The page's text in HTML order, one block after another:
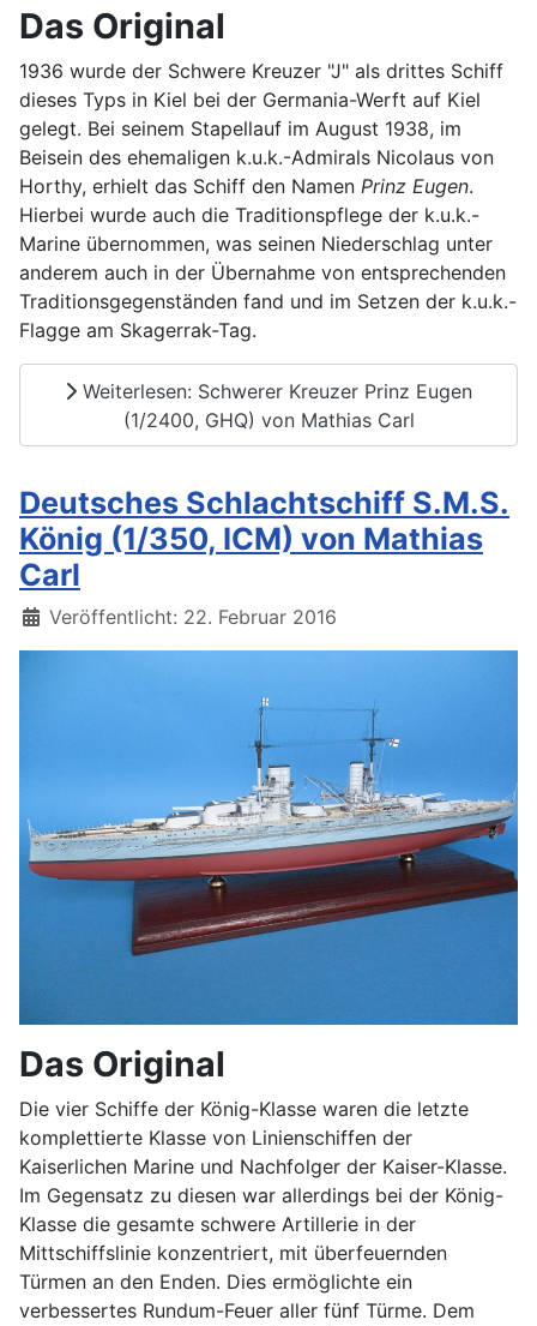
Das Original
1936 wurde der Schwere Kreuzer "J" als drittes Schiff
dieses Typs in Kiel bei der Germania-Werft auf Kiel
gelegt. Bei seinem Stapellauf im August 1938, im
Beisein des ehemaligen k.u.k.-Admirals Nicolaus von
Horthy, erhielt das Schiff den Namen Prinz Eugen.
Hierbei wurde auch die Traditionspflege der k.u.k.-
Marine übernommen, was seinen Niederschlag unter
anderem auch in der Übernahme von entsprechenden
Traditionsgegenständen fand und im Setzen der k.u.k.-
Flagge am Skagerrak-Tag.
Weiterlesen: Schwerer Kreuzer Prinz Eugen
(1/2400, GHQ) von Mathias Carl
Deutsches Schlachtschiff S.M.S.
König (1/350, ICM) von Mathias
Carl
Details
Veröffentlicht: 22. Februar 2016
Das Original
Die vier Schiffe der König-Klasse waren die letzte
komplettierte Klasse von Linienschiffen der
Kaiserlichen Marine und Nachfolger der Kaiser-Klasse.
Im Gegensatz zu diesen war allerdings bei der König-
Klasse die gesamte schwere Artillerie in der
Mittschiffslinie konzentriert, mit überfeuernden
Türmen an den Enden. Dies ermöglichte ein
verbessertes Rundum-Feuer aller fünf Türme. Dem